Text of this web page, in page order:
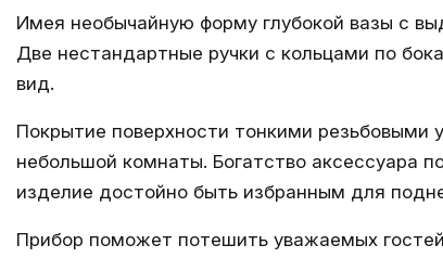
Имея необычайную форму глубокой вазы с
Две нестандартные ручки с кольцами по
вид.
Покрытие поверхности тонкими резьбовыми
небольшой комнаты. Богатство аксессуара
изделие достойно быть избранным для
Прибор поможет потешить уважаемых